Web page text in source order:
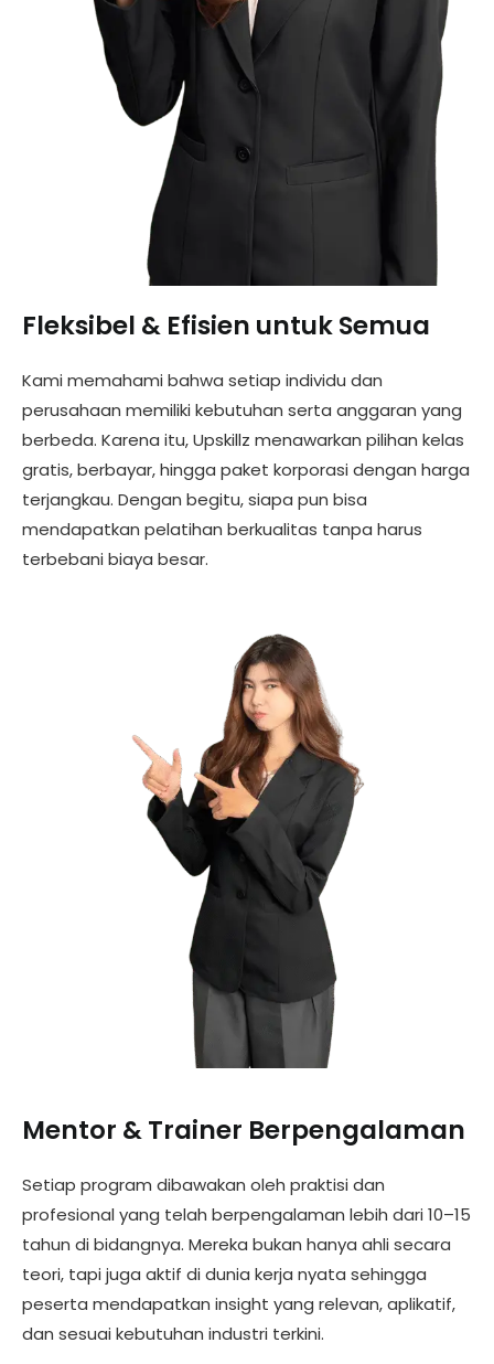
Fleksibel & Efisien untuk Semua
Kami memahami bahwa setiap individu dan
perusahaan memiliki kebutuhan serta anggaran yang
berbeda. Karena itu, Upskillz menawarkan pilihan kelas
gratis, berbayar, hingga paket korporasi dengan harga
terjangkau. Dengan begitu, siapa pun bisa
mendapatkan pelatihan berkualitas tanpa harus
terbebani biaya besar.
Mentor & Trainer Berpengalaman
Setiap program dibawakan oleh praktisi dan
profesional yang telah berpengalaman lebih dari 10–15
tahun di bidangnya. Mereka bukan hanya ahli secara
teori, tapi juga aktif di dunia kerja nyata sehingga
peserta mendapatkan insight yang relevan, aplikatif,
dan sesuai kebutuhan industri terkini.